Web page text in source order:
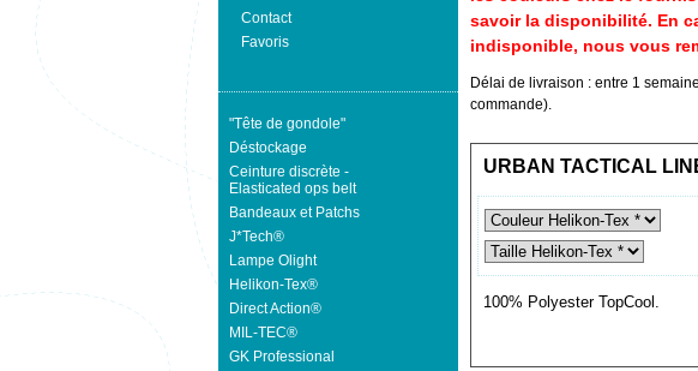
Contact
Favoris
"Tête de gondole"
Déstockage
Ceinture discrète -
Elasticated ops belt
Bandeaux et Patchs
J*Tech®
Lampe Olight
Helikon-Tex®
Direct Action®
MIL-TEC®
GK Professional
savoir la disponibilité. En
indisponible, nous vous
Délai de livraison : entre 1
commande).
URBAN TACTICAL
100% Polyester TopCool.